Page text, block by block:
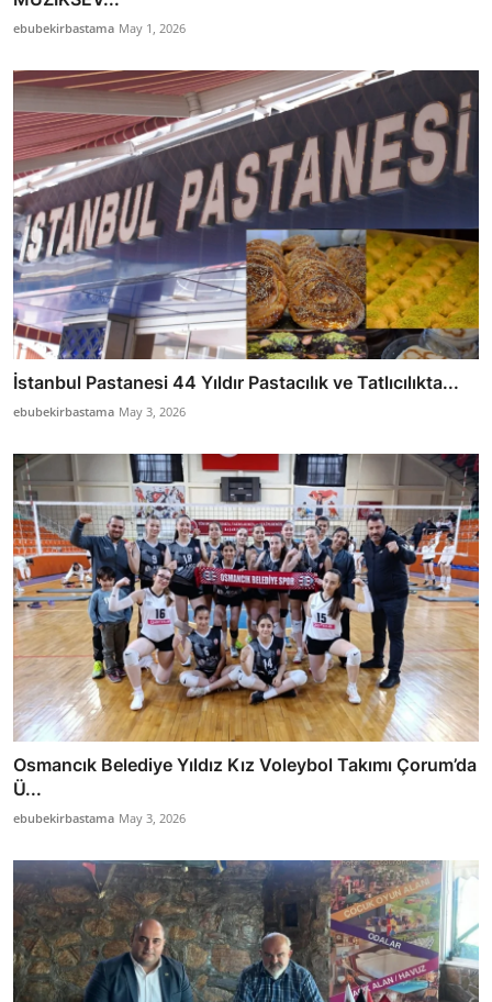
ebubekirbastama May 1, 2026
İstanbul Pastanesi 44 Yıldır Pastacılık ve Tatlıcılıkta...
ebubekirbastama May 3, 2026
Osmancık Belediye Yıldız Kız Voleybol Takımı Çorum’da
Ü...
ebubekirbastama May 3, 2026